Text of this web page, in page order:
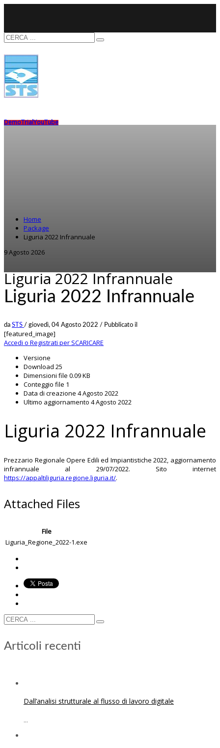
DemoTrialYouTube
Home
Package
Liguria 2022 Infrannuale
9 Agosto 2026
Liguria 2022 Infrannuale
Liguria 2022 Infrannuale
da STS / giovedì, 04 Agosto 2022 / Pubblicato il
[featured_image]
Accedi o Registrati per SCARICARE
Versione
Download 25
Dimensioni file 0.09 KB
Conteggio file 1
Data di creazione 4 Agosto 2022
Ultimo aggiornamento 4 Agosto 2022
Liguria 2022 Infrannuale
Prezzario Regionale Opere Edili ed Impiantistiche 2022, aggiornamento
infrannuale al 29/07/2022. Sito internet
https://appaltiliguria.regione.liguria.it/.
Attached Files
File
Liguria_Regione_2022-1.exe
Articoli recenti
Dall’analisi strutturale al flusso di lavoro digitale
...